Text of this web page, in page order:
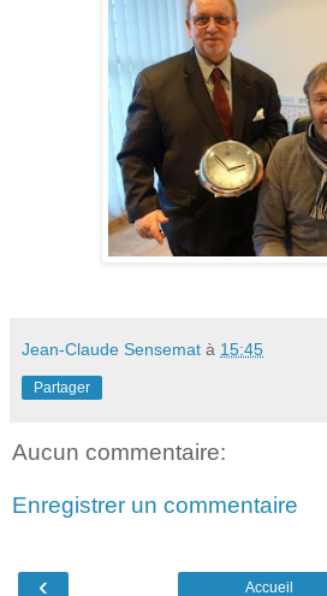
Jean-Claude Sensemat à 15:45
Partager
Aucun commentaire:
Enregistrer un commentaire
‹ Accueil